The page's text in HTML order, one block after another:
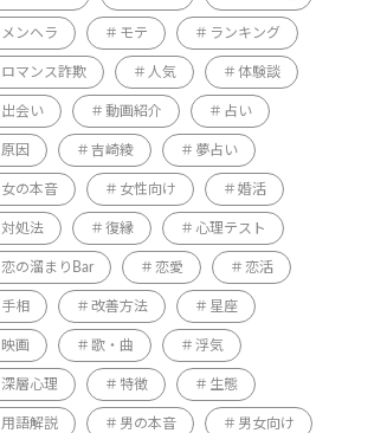
メンヘラ モテ ランキング
ロマンス詐欺 人気 体験談
出会い 動画紹介 占い
原因 吉崎綾 夢占い
女の本音 女性向け 婚活
対処法 復縁 心理テスト
恋の溜まりBar 恋愛 恋活
手相 改善方法 星座
映画 歌・曲 浮気
深層心理 特徴 生態
用語解説 男の本音 男女向け